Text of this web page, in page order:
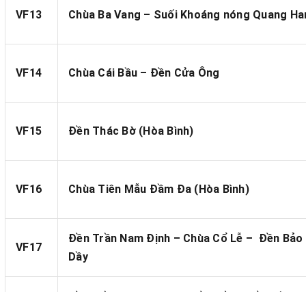
VF13 Chùa Ba Vang – Suối Khoáng nóng Quang
VF14 Chùa Cái Bầu – Đền Cửa Ông
VF15 Đền Thác Bờ (Hòa Bình)
VF16 Chùa Tiên Mẫu Đầm Đa (Hòa Bình)
VF17
Đền Trần Nam Định – Chùa Cổ Lễ – Đền Bảo
Dầy